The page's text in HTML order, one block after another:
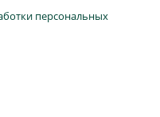
персональных